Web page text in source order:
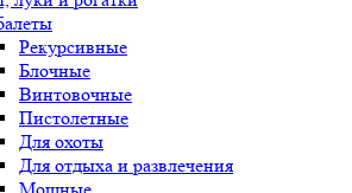
Рекурсивные
Блочные
Винтовочные
Пистолетные
Для охоты
Для отдыха и развлечения